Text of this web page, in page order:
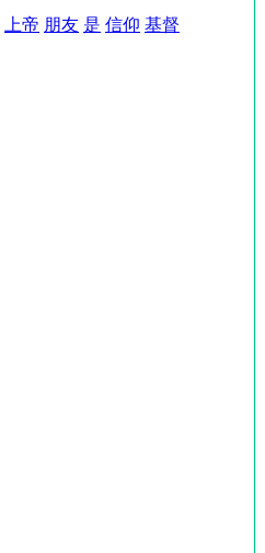
上帝 朋友 是 信仰 基督